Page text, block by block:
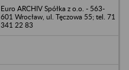
Euro ARCHIV Spółka z o.o. - 563-
601 Wrocław, ul. Tęczowa 55; tel. 71
341 22 83